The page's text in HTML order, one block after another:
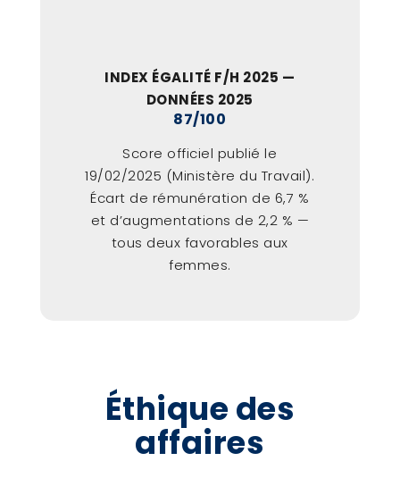
INDEX ÉGALITÉ F/H 2025 —
DONNÉES 2025
87/100
Score officiel publié le
19/02/2025 (Ministère du Travail).
Écart de rémunération de 6,7 %
et d’augmentations de 2,2 % —
tous deux favorables aux
femmes.
Éthique des
affaires